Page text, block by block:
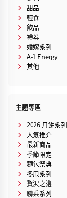
甜品
輕食
飲品
禮券
婚嫁系列
A-1 Energy
其他
主題專區
2026 月餅系列
人氣推介
最新商品
季節限定
麵包祭典
冬甩系列
贅沢之選
聯乘系列